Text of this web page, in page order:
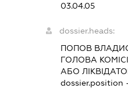
03.04.05
dossier.heads:
ПОПОВ
ГОЛОВА
АБО
dossier.position